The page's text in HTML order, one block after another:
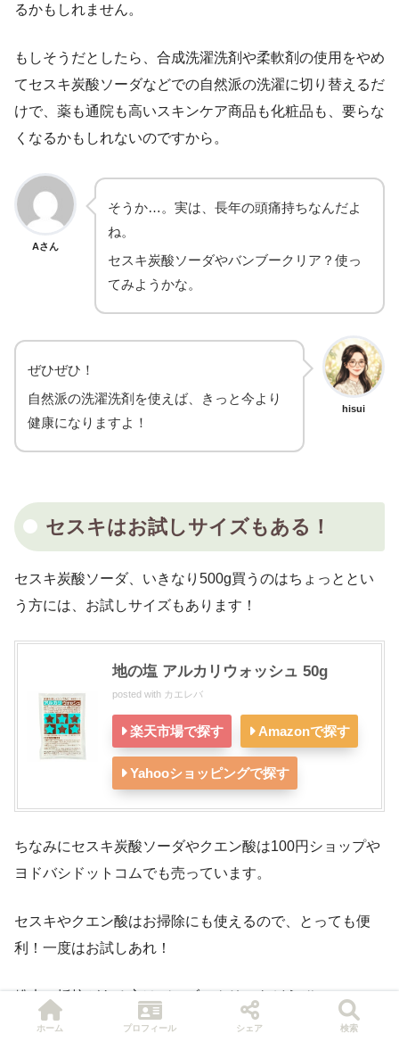
るかもしれません。
もしそうだとしたら、合成洗濯洗剤や柔軟剤の使用をやめ
てセスキ炭酸ソーダなどでの自然派の洗濯に切り替えるだ
けで、薬も通院も高いスキンケア商品も化粧品も、要らな
くなるかもしれないのですから。
Aさん
そうか…。実は、長年の頭痛持ちなんだよ
ね。
セスキ炭酸ソーダやバンブークリア？使っ
てみようかな。
hisui
ぜひぜひ！
自然派の洗濯洗剤を使えば、きっと今より
健康になりますよ！
セスキはお試しサイズもある！
セスキ炭酸ソーダ、いきなり500g買うのはちょっととい
う方には、お試しサイズもあります！
地の塩 アルカリウォッシュ 50g
posted with カエレバ
楽天市場で探す Amazonで探す
Yahooショッピングで探す
ちなみにセスキ炭酸ソーダやクエン酸は100円ショップや
ヨドバシドットコムでも売っています。
セスキやクエン酸はお掃除にも使えるので、とっても便
利！一度はお試しあれ！
粉末に抵抗がある方はバンブークリアをどうぞ！
ホーム プロフィール シェア 検索